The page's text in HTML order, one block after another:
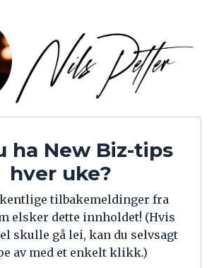
ha New Biz-tips
hver uke?
tilbakemeldinger fra
elsker dette innholdet! (Hvis
skulle gå lei, kan du selvsagt
av med et enkelt klikk.)